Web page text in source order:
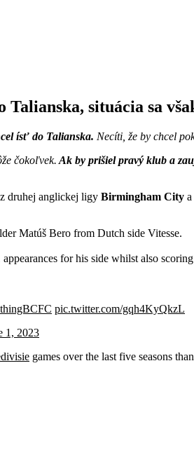
Talianska, situácia sa
ísť do Talianska. Necíti, že by chcel
čokoľvek. Ak by prišiel pravý klub a
druhej anglickej ligy Birmingham City
Matúš Bero from Dutch side Vitesse.
for his side whilst also
pic.twitter.com/gqh4KyQkzL
1, 2023
games over the last five seasons